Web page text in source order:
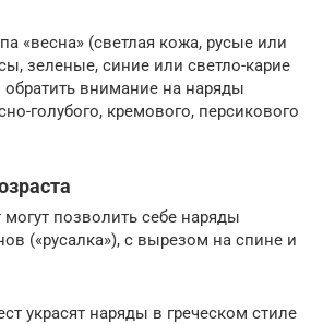
«весна» (светлая кожа, русые или
зеленые, синие или светло-карие
обратить внимание на наряды
голубого, кремового, персикового
позволить себе наряды
(«русалка»), с вырезом на спине и
украсят наряды в греческом стиле